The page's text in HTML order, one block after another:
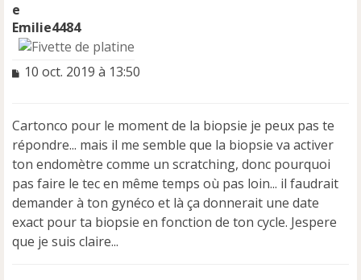
Emilie4484
M
a
g
e
n
o
n
l
u
10 oct. 2019 à 13:50
Cartonco pour le moment de la biopsie je peux pas te
répondre... mais il me semble que la biopsie va activer
ton endomètre comme un scratching, donc pourquoi
pas faire le tec en même temps où pas loin... il faudrait
demander à ton gynéco et là ça donnerait une date
exact pour ta biopsie en fonction de ton cycle. Jespere
que je suis claire...